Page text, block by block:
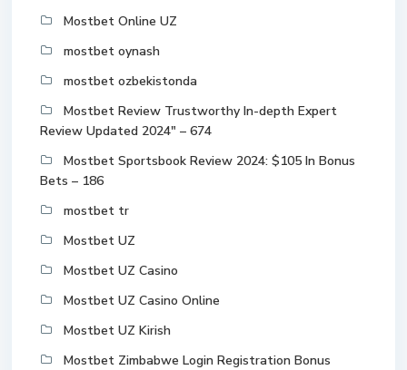
Mostbet Online UZ
mostbet oynash
mostbet ozbekistonda
Mostbet Review Trustworthy In-depth Expert
Review Updated 2024" – 674
Mostbet Sportsbook Review 2024: $105 In Bonus
Bets – 186
mostbet tr
Mostbet UZ
Mostbet UZ Casino
Mostbet UZ Casino Online
Mostbet UZ Kirish
Mostbet Zimbabwe Login Registration Bonus